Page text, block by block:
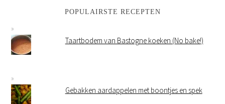
POPULAIRSTE RECEPTEN
Taartbodem van Bastogne koeken (No bake!)
Gebakken aardappelen met boontjes en spek